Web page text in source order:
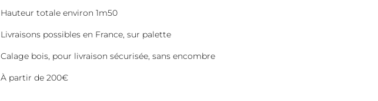
Hauteur totale environ 1m50
Livraisons possibles en France, sur palette
Calage bois, pour livraison sécurisée, sans encombre
À partir de 200€